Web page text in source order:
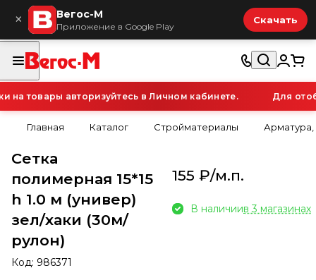
× Вегос-М
Приложение в Google Play
Скачать
товары авторизуйтесь в Личном кабинете. Для
Главная Каталог Стройматериалы Арматура,
Сетка
полимерная 15*15
h 1.0 м (универ)
зел/хаки (30м/
рулон)
Код: 986371
155 ₽/м.п.
В наличиив 3 магазинах